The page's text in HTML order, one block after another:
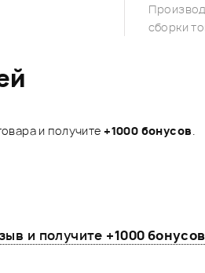
сборки
и получите+1000 бонусов.
и получите +1000 бонусов